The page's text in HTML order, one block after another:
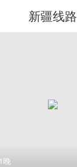
新疆线路
晚